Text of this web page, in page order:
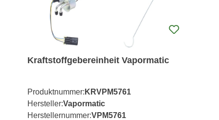
Kraftstoffgebereinheit Vapormatic
Produktnummer: KRVPM5761
Hersteller:Vapormatic
Herstellernummer:VPM5761